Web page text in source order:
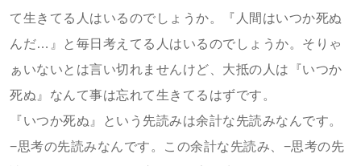
て生きてる人はいるのでしょうか。『人間はいつか死ぬ
んだ…』と毎日考えてる人はいるのでしょうか。そりゃ
ぁいないとは言い切れませんけど、大抵の人は『いつか
死ぬ』なんて事は忘れて生きてるはずです。
『いつか死ぬ』という先読みは余計な先読みなんです。
−思考の先読みなんです。この余計な先読み、−思考の先